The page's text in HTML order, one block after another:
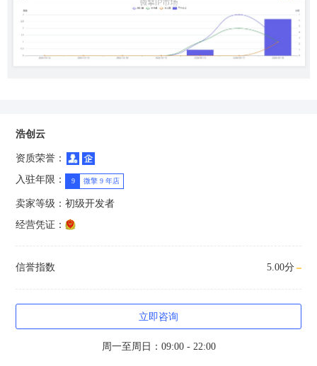
浩创云
资质荣誉：
入驻年限：
9 微擎 9 年店
卖家等级： 初级开发者
经营凭证：
信誉指数 5.00分
立即咨询
周一至周日：09:00 - 22:00